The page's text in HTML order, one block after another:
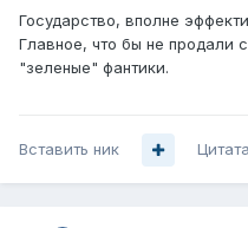
Государство, вполне
Главное, что бы не продали
"зеленые" фантики.
Вставить ник Цитата